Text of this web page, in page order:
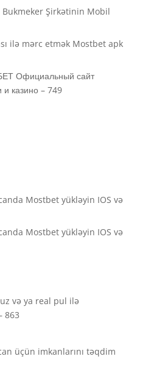
Şirkətinin Mobil
ilə mərc etmək Mostbet apk
Официальный сайт
и казино – 749
Mostbet yükləyin IOS və
Mostbet yükləyin IOS və
və ya real pul ilə
863
üçün imkanlarını təqdim